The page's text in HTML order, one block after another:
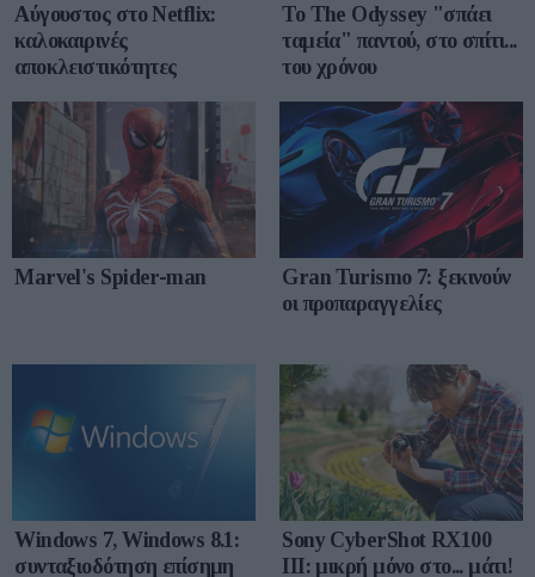
Αύγουστος στο Netflix:
καλοκαιρινές
αποκλειστικότητες
To The Odyssey "σπάει
ταμεία" παντού, στο σπίτι...
του χρόνου
Marvel's Spider-man
Gran Turismo 7: ξεκινούν
οι προπαραγγελίες
Windows 7, Windows 8.1:
συνταξιοδότηση επίσημη
Sony CyberShot RX100
III: μικρή μόνο στο... μάτι!